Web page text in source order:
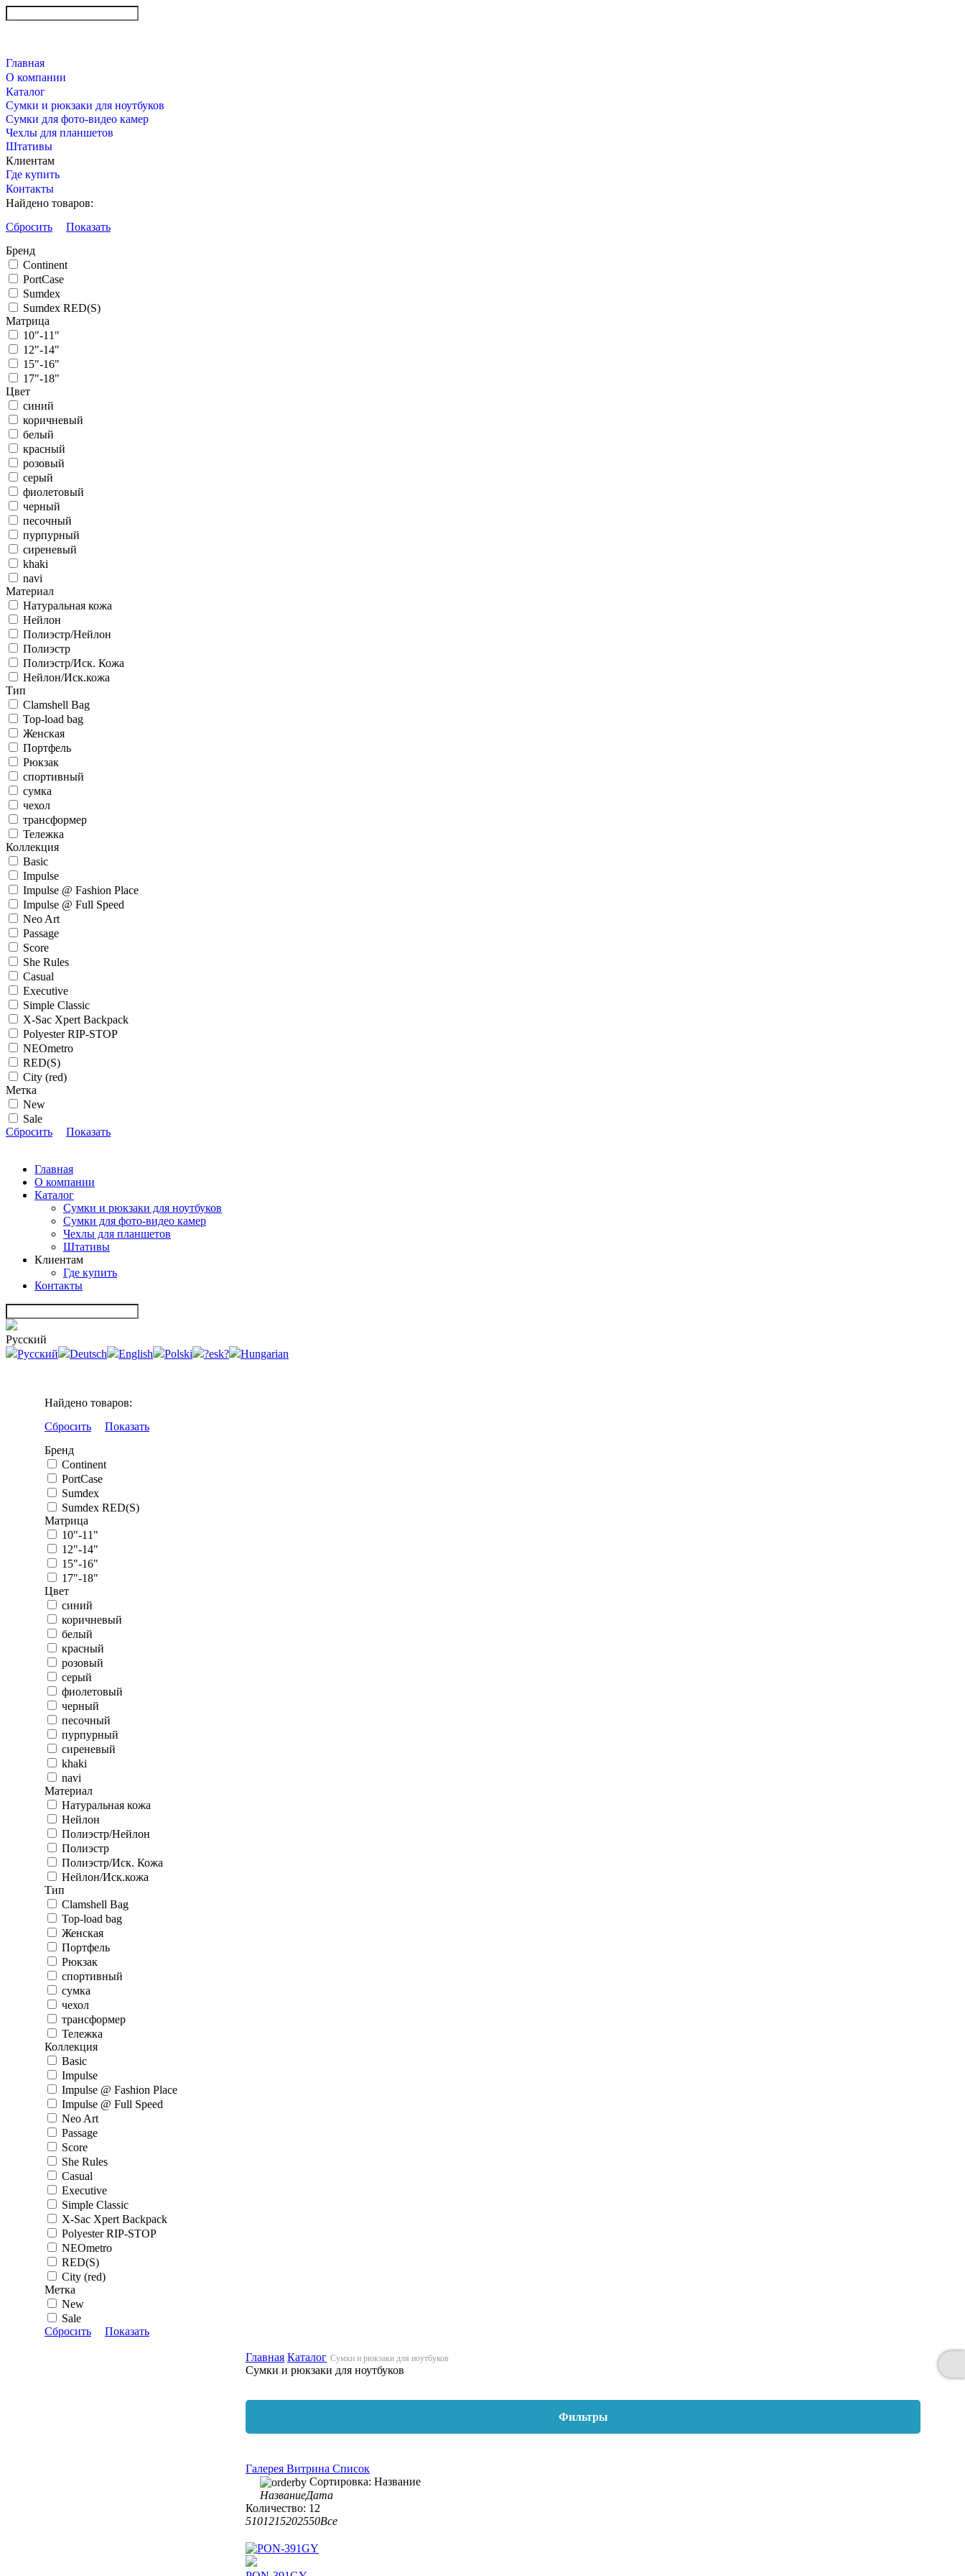
Главная
О компании
Каталог
Сумки и рюкзаки для ноутбуков
Сумки для фото-видео камер
Чехлы для планшетов
Штативы
Клиентам
Где купить
Контакты
Найдено товаров:
Сбросить
Показать
Бренд
Continent
PortCase
Sumdex
Sumdex RED(S)
Матрица
10"-11"
12"-14"
15"-16"
17"-18"
Цвет
синий
коричневый
белый
красный
розовый
серый
фиолетовый
черный
песочный
пурпурный
сиреневый
khaki
navi
Материал
Натуральная кожа
Нейлон
Полиэстр/Нейлон
Полиэстр
Полиэстр/Иск. Кожа
Нейлон/Иск.кожа
Тип
Clamshell Bag
Top-load bag
Женская
Портфель
Рюкзак
спортивный
сумка
чехол
трансформер
Тележка
Коллекция
Basic
Impulse
Impulse @ Fashion Place
Impulse @ Full Speed
Neo Art
Passage
Score
She Rules
Casual
Executive
Simple Classic
X-Sac Xpert Backpack
Polyester RIP-STOP
NEOmetro
RED(S)
City (red)
Метка
New
Sale
Сбросить
Показать
Главная
О компании
Каталог
Сумки и рюкзаки для ноутбуков
Сумки для фото-видео камер
Чехлы для планшетов
Штативы
Клиентам
Где купить
Контакты
Русский
Русский
Deutsch English Polski ?esk? Hungarian
Найдено товаров:
Сбросить
Показать
Бренд
Continent
PortCase
Sumdex
Sumdex RED(S)
Матрица
10"-11"
12"-14"
15"-16"
17"-18"
Цвет
синий
коричневый
белый
красный
розовый
серый
фиолетовый
черный
песочный
пурпурный
сиреневый
khaki
navi
Материал
Натуральная кожа
Нейлон
Полиэстр/Нейлон
Полиэстр
Полиэстр/Иск. Кожа
Нейлон/Иск.кожа
Тип
Clamshell Bag
Top-load bag
Женская
Портфель
Рюкзак
спортивный
сумка
чехол
трансформер
Тележка
Коллекция
Basic
Impulse
Impulse @ Fashion Place
Impulse @ Full Speed
Neo Art
Passage
Score
She Rules
Casual
Executive
Simple Classic
X-Sac Xpert Backpack
Polyester RIP-STOP
NEOmetro
RED(S)
City (red)
Метка
New
Sale
Сбросить
Показать
Главная Каталог Сумки и рюкзаки для ноутбуков
Сумки и рюкзаки для ноутбуков
Фильтры
Галерея Витрина Список
Сортировка: Название
НазваниеДата
Количество: 12
5101215202550Все